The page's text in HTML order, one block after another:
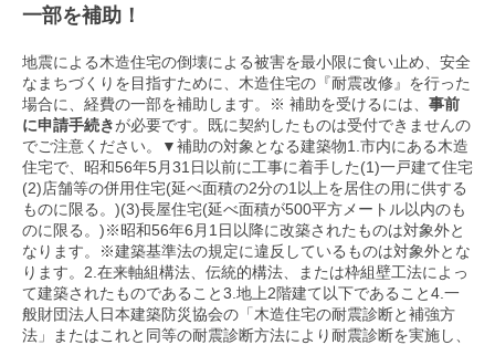
一部を補助！
地震による木造住宅の倒壊による被害を最小限に食い止め、安全
なまちづくりを目指すために、木造住宅の『耐震改修』を行った
場合に、経費の一部を補助します。※ 補助を受けるには、 事前
に申請手続きが必要です。既に契約したものは受付できませんの
でご注意ください。▼補助の対象となる建築物1.市内にある木造
住宅で、昭和56年5月31日以前に工事に着手した(1)一戸建て住宅
(2)店舗等の併用住宅(延べ面積の2分の1以上を居住の用に供する
ものに限る。)(3)長屋住宅(延べ面積が500平方メートル以内のも
のに限る。)※昭和56年6月1日以降に改築されたものは対象外と
なります。※建築基準法の規定に違反しているものは対象外とな
ります。2.在来軸組構法、伝統的構法、または枠組壁工法によっ
て建築されたものであること3.地上2階建て以下であること4.一
般財団法人日本建築防災協会の「木造住宅の耐震診断と補強方
法」またはこれと同等の耐震診断方法により耐震診断を実施し、